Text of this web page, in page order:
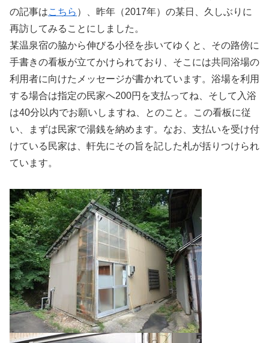
の記事はこちら ）、昨年（2017年）の某日、久しぶりに
再訪してみることにしました。
某温泉宿の脇から伸びる小径を歩いてゆくと、その路傍に
手書きの看板が立てかけられており、そこには共同浴場の
利用者に向けたメッセージが書かれています。浴場を利用
する場合は指定の民家へ200円を支払ってね、そして入浴
は40分以内でお願いしますね、とのこと。この看板に従
い、まずは民家で湯銭を納めます。なお、支払いを受け付
けている民家は、軒先にその旨を記した札が括りつけられ
ています。